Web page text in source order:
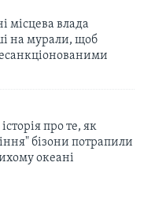
місцева влада
на мурали, щоб
про те, як
бізони потрапили
океані